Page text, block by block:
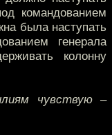
командованием
была наступать
генерала
колонну
чувствую –